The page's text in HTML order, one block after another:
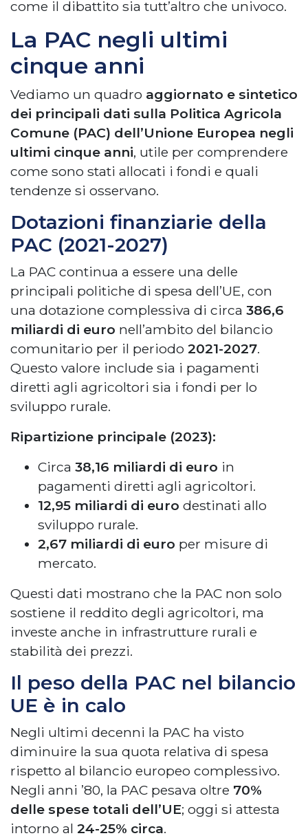
come il dibattito sia tutt’altro che univoco.
La PAC negli ultimi
cinque anni
Vediamo un quadro aggiornato e sintetico
dei principali dati sulla Politica Agricola
Comune (PAC) dell’Unione Europea negli
ultimi cinque anni, utile per comprendere
come sono stati allocati i fondi e quali
tendenze si osservano.
Dotazioni finanziarie della
PAC (2021-2027)
La PAC continua a essere una delle
principali politiche di spesa dell’UE, con
una dotazione complessiva di circa 386,6
miliardi di euro nell’ambito del bilancio
comunitario per il periodo 2021-2027.
Questo valore include sia i pagamenti
diretti agli agricoltori sia i fondi per lo
sviluppo rurale.
Ripartizione principale (2023):
Circa 38,16 miliardi di euro in
pagamenti diretti agli agricoltori.
12,95 miliardi di euro destinati allo
sviluppo rurale.
2,67 miliardi di euro per misure di
mercato.
Questi dati mostrano che la PAC non solo
sostiene il reddito degli agricoltori, ma
investe anche in infrastrutture rurali e
stabilità dei prezzi.
Il peso della PAC nel bilancio
UE è in calo
Negli ultimi decenni la PAC ha visto
diminuire la sua quota relativa di spesa
rispetto al bilancio europeo complessivo.
Negli anni ’80, la PAC pesava oltre 70%
delle spese totali dell’UE; oggi si attesta
intorno al 24-25% circa.